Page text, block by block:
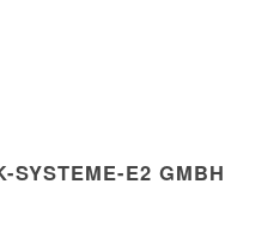
SYSTEME-E2 GMBH